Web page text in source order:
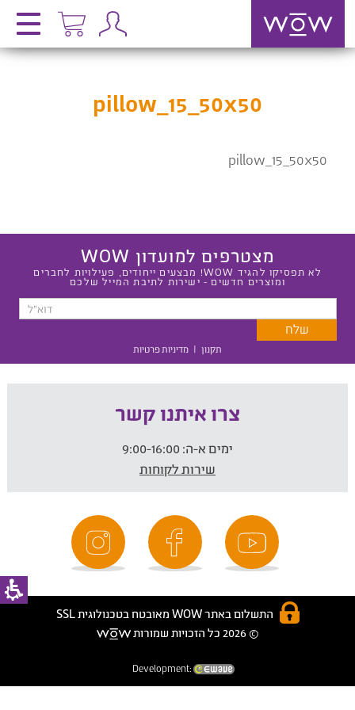
pillow_15_50x50
pillow_15_50x50
מצטרפים למועדון WOW
לא תפסיקו להגיד WOW! מבצעים ייחודים, פעילויות לחברים
ומוצרים חדשים - ישירות לתיבת המייל שלכם
תקנון | מדיניות פרטיות
צרו איתנו קשר
ימים א-ה:
שירות לקוחות
התשלום באתר WOW מאובטח בטכנולוגית SSL
© 2026 כל הזכויות שמורות
Development: